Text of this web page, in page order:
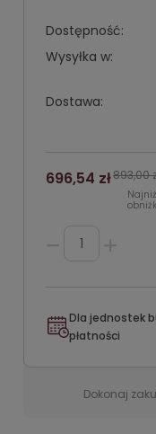
Dostępność:
Wysyłka w:
Dostawa:
696,54 zł893,00
Dla jednostek
płatności
Dokonaj